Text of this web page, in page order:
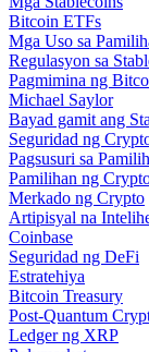
Bitcoin ETFs
Mga Uso sa
Regulasyon sa
Pagmimina ng
Michael Saylor
Bayad gamit ang
Seguridad ng
Pagsusuri sa
Pamilihan ng
Merkado ng Crypto
Artipisyal na
Coinbase
Seguridad ng DeFi
Estratehiya
Bitcoin Treasury
Post-Quantum
Ledger ng XRP